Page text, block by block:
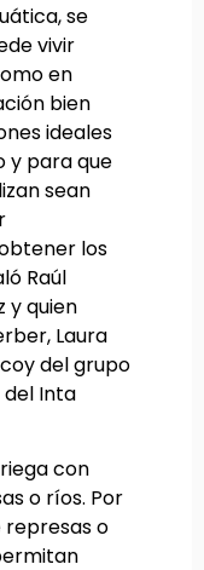
se
vivir
en
bien
ideales
y para que
sean
los
Raúl
y quien
Laura
del grupo
del Inta
con
o ríos. Por
represas o